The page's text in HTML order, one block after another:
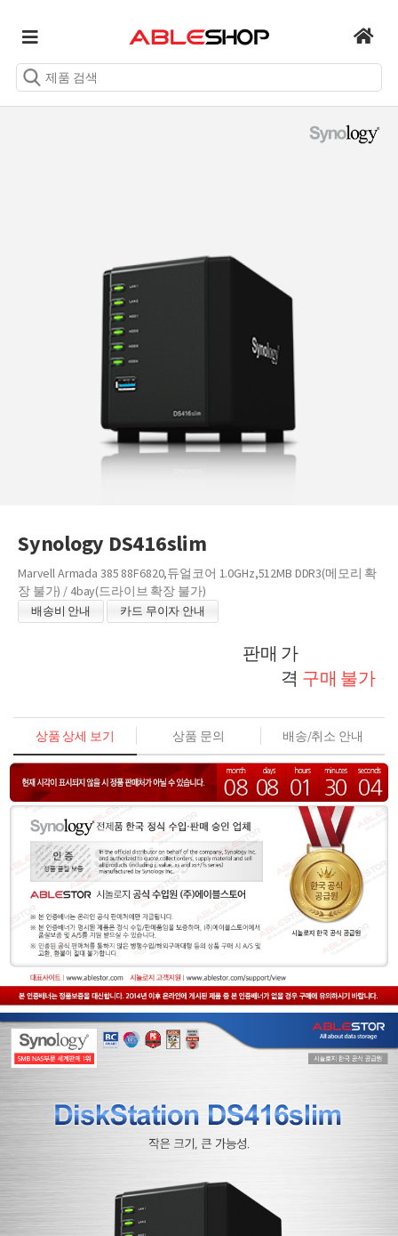
Synology DS416slim
Marvell Armada 385 88F6820,듀얼코어 1.0GHz,512MB DDR3(메모리 확
장 불가) / 4bay(드라이브 확장 불가)
배송비 안내 카드 무이자 안내
판매 가
격 구매 불가
상품 상세 보기 상품 문의 배송/취소 안내